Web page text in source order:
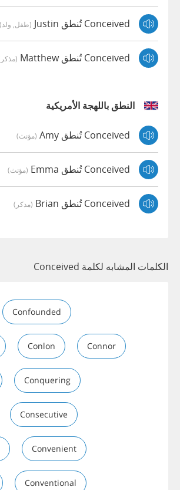
Conceived تُنطق Justin (طفل, ولد)
Conceived تُنطق Matthew
النطق باللهجة الأمريكية
Conceived تُنطق Amy (مؤنث)
Conceived تُنطق Emma (مؤنث)
Conceived تُنطق Brian (مذكر)
الكلمات المشابه لكلمة Conceived
Confounded
Conlon Connor
Conquering
Consecutive
Convenient
Conventional